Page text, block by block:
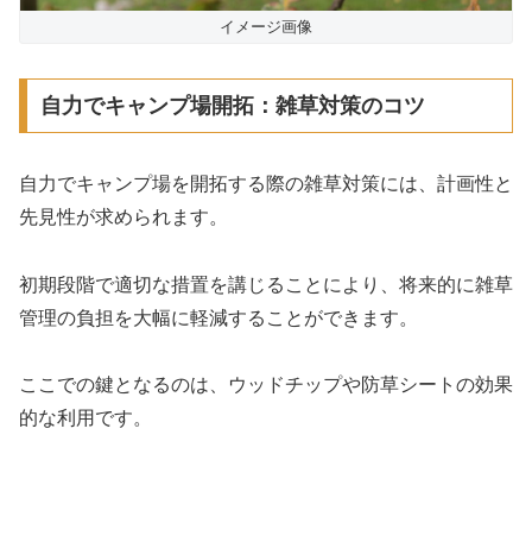
イメージ画像
自力でキャンプ場開拓：雑草対策のコツ
自力でキャンプ場を開拓する際の雑草対策には、計画性と
先見性が求められます。
初期段階で適切な措置を講じることにより、将来的に雑草
管理の負担を大幅に軽減することができます。
ここでの鍵となるのは、ウッドチップや防草シートの効果
的な利用です。